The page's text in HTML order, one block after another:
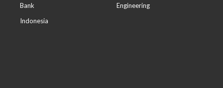
Bank
Indonesia
Engineering